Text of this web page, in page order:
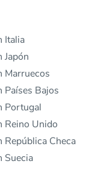
Italia
Japón
Marruecos
Países Bajos
Portugal
Reino Unido
República Checa
Suecia